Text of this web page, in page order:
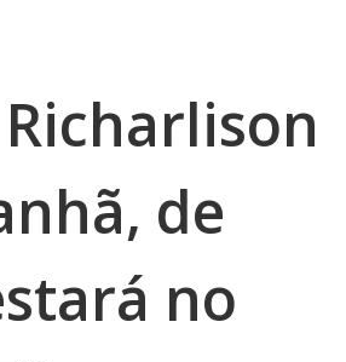
de
no